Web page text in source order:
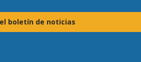
boletín de noticias